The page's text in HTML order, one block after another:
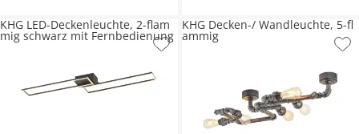
KHG LED-Deckenleuchte, 2-flam
mig schwarz mit Fernbedienung
KHG Decken-/ Wandleuchte, 5-fl
ammig